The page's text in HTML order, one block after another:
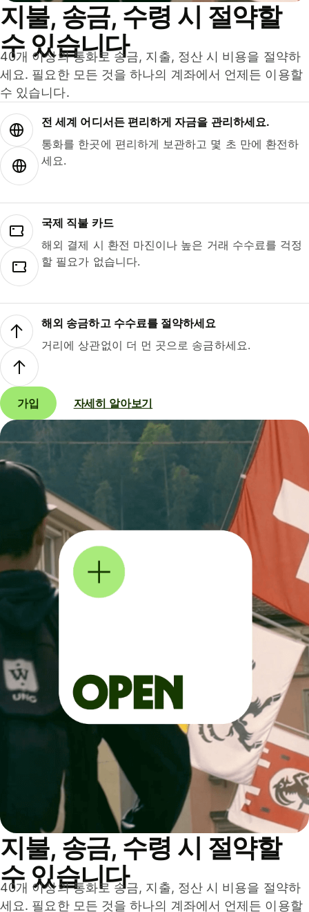
지불, 송금, 수령 시 절약할
수 있습니다
40개 이상의 통화로 송금, 지출, 정산 시 비용을 절약하
세요. 필요한 모든 것을 하나의 계좌에서 언제든 이용할
수 있습니다.
전 세계 어디서든 편리하게 자금을 관리하세요.
통화를 한곳에 편리하게 보관하고 몇 초 만에 환전하
세요.
국제 직불 카드
해외 결제 시 환전 마진이나 높은 거래 수수료를 걱정
할 필요가 없습니다.
해외 송금하고 수수료를 절약하세요
거리에 상관없이 더 먼 곳으로 송금하세요.
가입 자세히 알아보기
지불, 송금, 수령 시 절약할
수 있습니다
40개 이상의 통화로 송금, 지출, 정산 시 비용을 절약하
세요. 필요한 모든 것을 하나의 계좌에서 언제든 이용할